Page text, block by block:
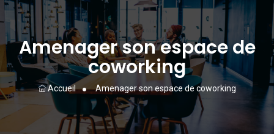
Amenager son espace de
coworking
Accueil Amenager son espace de coworking